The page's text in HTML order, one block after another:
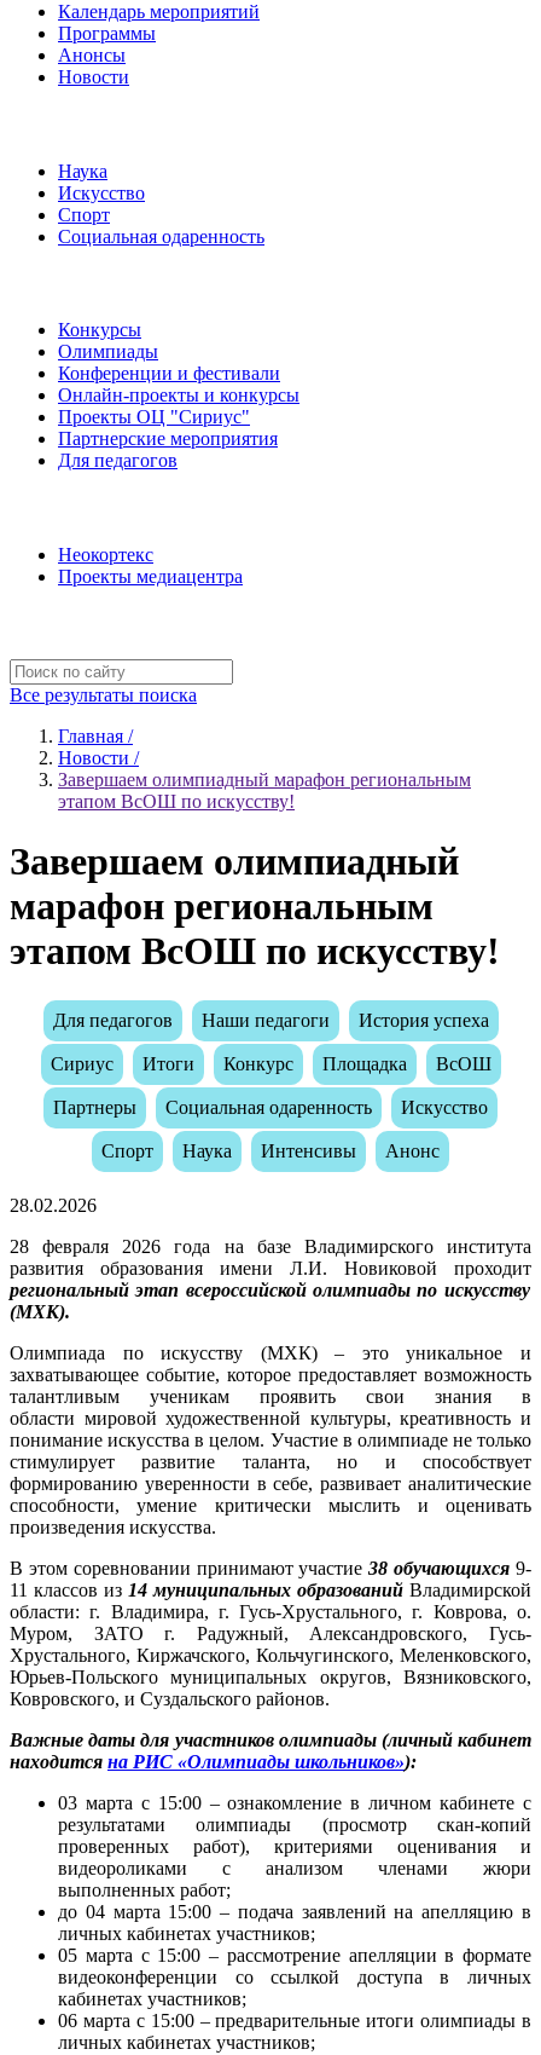
Календарь мероприятий
Программы
Анонсы
Новости
Наука
Искусство
Спорт
Социальная одаренность
Конкурсы
Олимпиады
Конференции и фестивали
Онлайн-проекты и конкурсы
Проекты ОЦ "Сириус"
Партнерские мероприятия
Для педагогов
Неокортекс
Проекты медиацентра
Все результаты поиска
Главная /
Новости /
Завершаем олимпиадный марафон региональным
этапом ВсОШ по искусству!
Завершаем олимпиадный
марафон региональным
этапом ВсОШ по искусству!
Для педагогов Наши педагоги История успеха
Сириус Итоги Конкурс Площадка ВсОШ
Партнеры Социальная одаренность Искусство
Спорт Наука Интенсивы Анонс
28.02.2026
28 февраля 2026 года на базе Владимирского института
развития образования имени Л.И. Новиковой проходит
региональный этап всероссийской олимпиады по искусству
(МХК).
Олимпиада по искусству (МХК) – это уникальное и
захватывающее событие, которое предоставляет возможность
талантливым ученикам проявить свои знания в
области мировой художественной культуры, креативность и
понимание искусства в целом. Участие в олимпиаде не только
стимулирует развитие таланта, но и способствует
формированию уверенности в себе, развивает аналитические
способности, умение критически мыслить и оценивать
произведения искусства.
В этом соревновании принимают участие38 обучающихся 9-
11 классов из 14 муниципальных образований Владимирской
области: г. Владимира, г. Гусь-Хрустального, г. Коврова, о.
Муром, ЗАТО г. Радужный, Александровского, Гусь-
Хрустального, Киржачского, Кольчугинского, Меленковского,
Юрьев-Польского муниципальных округов, Вязниковского,
Ковровского, и Суздальского районов.
Важные даты для участников олимпиады (личный кабинет
находится на РИС «Олимпиады школьников»):
03 марта с 15:00 – ознакомление в личном кабинете с
результатами олимпиады (просмотр скан-копий
проверенных работ), критериями оценивания и
видеороликами с анализом членами жюри
выполненных работ;
до 04 марта 15:00 – подача заявлений на апелляцию в
личных кабинетах участников;
05 марта с 15:00 – рассмотрение апелляции в формате
видеоконференции со ссылкой доступа в личных
кабинетах участников;
06 марта с 15:00 – предварительные итоги олимпиады в
личных кабинетах участников;